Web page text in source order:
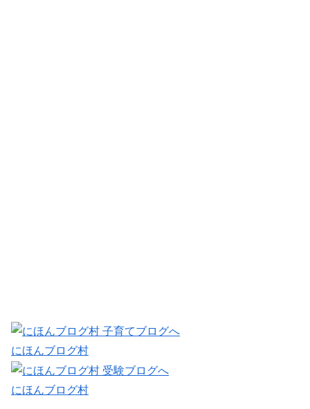
にほんブログ村
にほんブログ村